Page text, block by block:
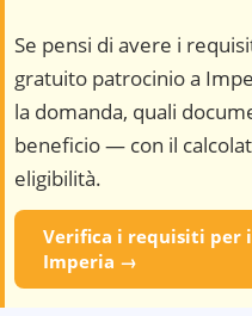
Se pensi di avere i
gratuito patrocinio a
la domanda, quali
beneficio — con il
eligibilità.
Verifica i requisiti per
Imperia →